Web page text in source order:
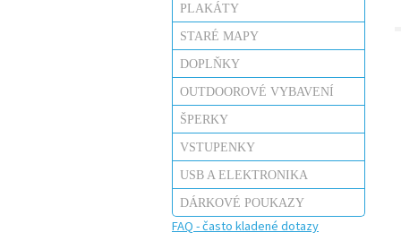
PLAKÁTY
STARÉ MAPY
DOPLŇKY
OUTDOOROVÉ VYBAVENÍ
ŠPERKY
VSTUPENKY
USB A ELEKTRONIKA
DÁRKOVÉ POUKAZY
FAQ - často kladené dotazy